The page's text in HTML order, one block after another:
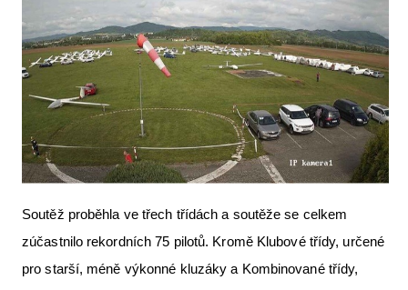
Soutěž proběhla ve třech třídách a soutěže se celkem
zúčastnilo rekordních 75 pilotů. Kromě Klubové třídy, určené
pro starší, méně výkonné kluzáky a Kombinované třídy,
Letecká videa
Aktuální FR + archiv
Letecká muzea
VFR Communication app
The SAFE Guide app
E-SHOP